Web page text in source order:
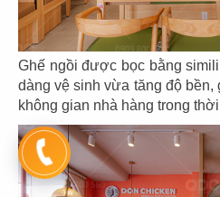
Ghế ngồi được bọc bằng
dàng vệ sinh vừa tăng độ bền,
không gian nhà hàng trong
141
O TEM
CN Hưng Phước 3 - Q.7